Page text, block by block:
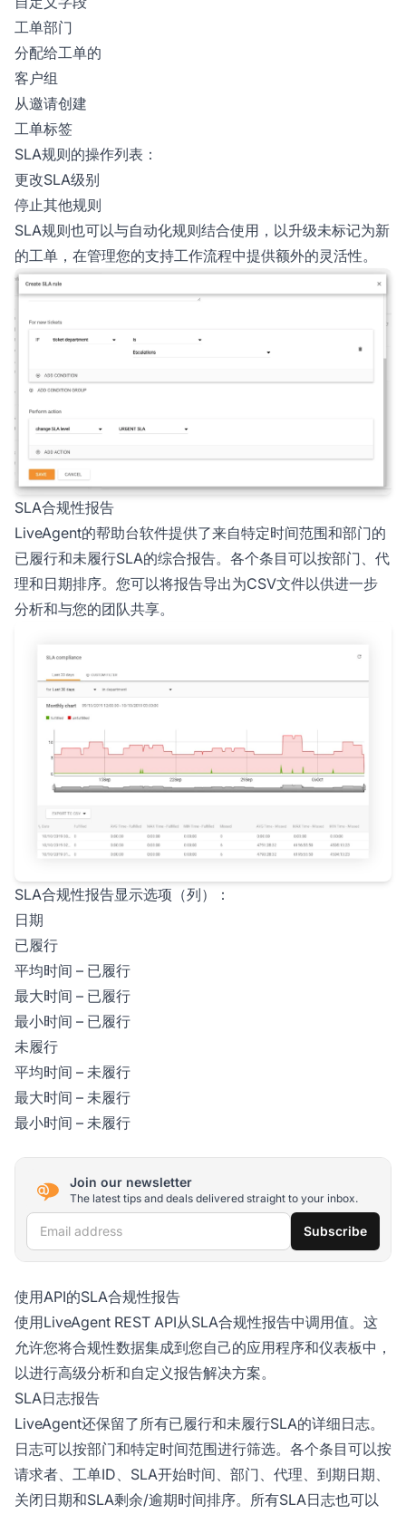
工单部门
分配给工单的
客户组
从邀请创建
工单标签
SLA规则的操作列表：
更改SLA级别
停止其他规则
SLA规则也可以与自动化规则结合使用，以升级未标记为新
的工单，在管理您的支持工作流程中提供额外的灵活性。
SLA合规性报告
LiveAgent的帮助台软件提供了来自特定时间范围和部门的
已履行和未履行SLA的综合报告。各个条目可以按部门、代
理和日期排序。您可以将报告导出为CSV文件以供进一步
分析和与您的团队共享。
SLA合规性报告显示选项（列）：
日期
已履行
平均时间 – 已履行
最大时间 – 已履行
最小时间 – 已履行
未履行
平均时间 – 未履行
最大时间 – 未履行
最小时间 – 未履行
Join our newsletter
The latest tips and deals delivered straight to your inbox.
Email address Subscribe
使用API的SLA合规性报告
使用LiveAgent REST API从SLA合规性报告中调用值。这
允许您将合规性数据集成到您自己的应用程序和仪表板中，
以进行高级分析和自定义报告解决方案。
SLA日志报告
LiveAgent还保留了所有已履行和未履行SLA的详细日志。
日志可以按部门和特定时间范围进行筛选。各个条目可以按
请求者、工单ID、SLA开始时间、部门、代理、到期日期、
关闭日期和SLA剩余/逾期时间排序。所有SLA日志也可以